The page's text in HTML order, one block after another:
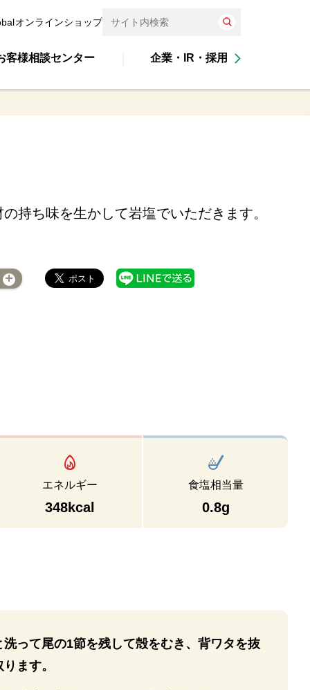
オンラインショップ
客様相談センター 企業・IR・採用
持ち味を生かして岩塩でいただきます。
エネルギー
348kcal
食塩相当量
0.8g
洗って尾の1節を残して殻をむき、背ワタを抜
ます。